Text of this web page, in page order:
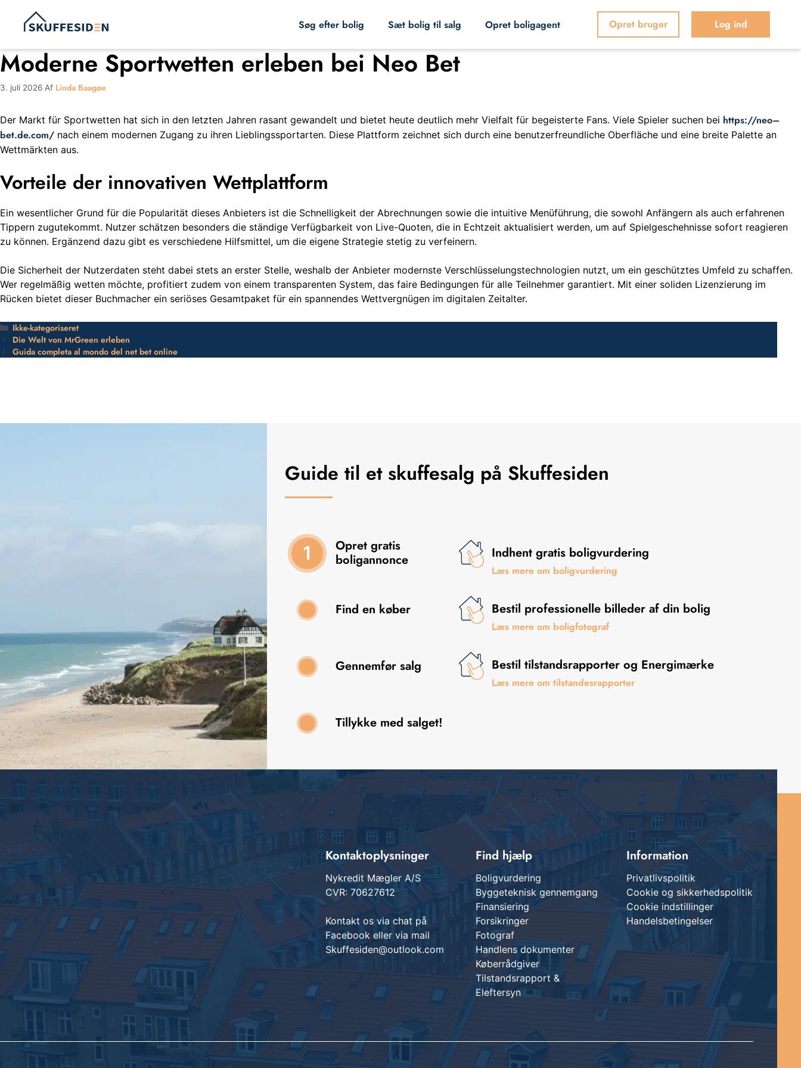
indhold
Opret bruger Log ind
Søg efter bolig Sæt bolig til salg Opret boligagent
Moderne Sportwetten erleben bei Neo Bet
3. juli 2026 Af Linda Baagøe
Der Markt für Sportwetten hat sich in den letzten Jahren rasant gewandelt und bietet heute deutlich mehr Vielfalt für begeisterte Fans. Viele Spieler suchen bei https://neo–
bet.de.com/ nach einem modernen Zugang zu ihren Lieblingssportarten. Diese Plattform zeichnet sich durch eine benutzerfreundliche Oberfläche und eine breite Palette an
Wettmärkten aus.
Vorteile der innovativen Wettplattform
Ein wesentlicher Grund für die Popularität dieses Anbieters ist die Schnelligkeit der Abrechnungen sowie die intuitive Menüführung, die sowohl Anfängern als auch erfahrenen
Tippern zugutekommt. Nutzer schätzen besonders die ständige Verfügbarkeit von Live-Quoten, die in Echtzeit aktualisiert werden, um auf Spielgeschehnisse sofort reagieren
zu können. Ergänzend dazu gibt es verschiedene Hilfsmittel, um die eigene Strategie stetig zu verfeinern.
Die Sicherheit der Nutzerdaten steht dabei stets an erster Stelle, weshalb der Anbieter modernste Verschlüsselungstechnologien nutzt, um ein geschütztes Umfeld zu schaffen.
Wer regelmäßig wetten möchte, profitiert zudem von einem transparenten System, das faire Bedingungen für alle Teilnehmer garantiert. Mit einer soliden Lizenzierung im
Rücken bietet dieser Buchmacher ein seriöses Gesamtpaket für ein spannendes Wettvergnügen im digitalen Zeitalter.
Kategorier
Ikke-kategoriseret
Die Welt von MrGreen erleben
Guida completa al mondo del net bet online
Guide til et skuffesalg på Skuffesiden
1
Opret gratis
boligannonce
Find en køber
Gennemfør salg
Tillykke med salget!
Indhent gratis boligvurdering
Læs mere om boligvurdering
Bestil professionelle billeder af din bolig
Læs mere om boligfotograf
Bestil tilstandsrapporter og Energimærke
Læs mere om tilstandesrapporter
Kontaktoplysninger
Nykredit Mægler A/S
CVR: 70627612
Kontakt os via chat på
Facebook eller via mail
Skuffesiden@outlook.com
Find hjælp
Boligvurdering
Byggeteknisk gennemgang
Finansiering
Forsikringer
Fotograf
Handlens dokumenter
Køberrådgiver
Tilstandsrapport &
Eleftersyn
Information
Privatlivspolitik
Cookie og sikkerhedspolitik
Cookie indstillinger
Handelsbetingelser